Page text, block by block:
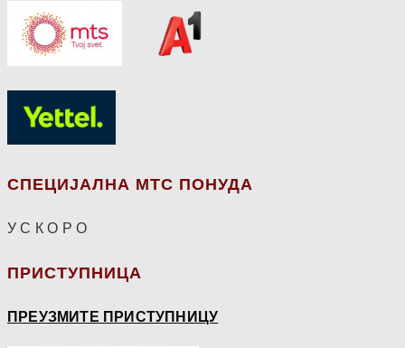
СПЕЦИЈАЛНА МТС ПОНУДА
У С К О Р О
ПРИСТУПНИЦА
ПРЕУЗМИТЕ ПРИСТУПНИЦУ